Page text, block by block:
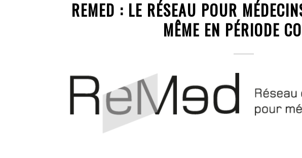
REMED : LE RÉSEAU POUR
MÊME EN PÉRIODE